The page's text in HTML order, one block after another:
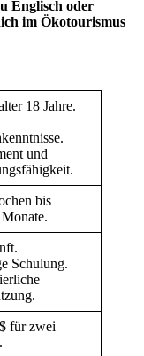
Englisch oder
im Ökotourismus
18 Jahre.
und
bis
Schulung.
für zwei